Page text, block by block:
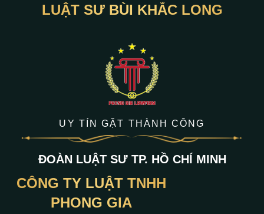
LUẬT SƯ BÙI KHẮC LONG
UY TÍN GẶT THÀNH CÔNG
ĐOÀN LUẬT SƯ TP. HỒ CHÍ MINH
CÔNG TY LUẬT TNHH
PHONG GIA